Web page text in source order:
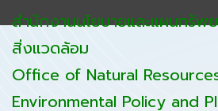
สำนักงานนโยบายและแผนทรัพ
สิ่งแวดล้อม
Office of Natural
Environmental Policy and